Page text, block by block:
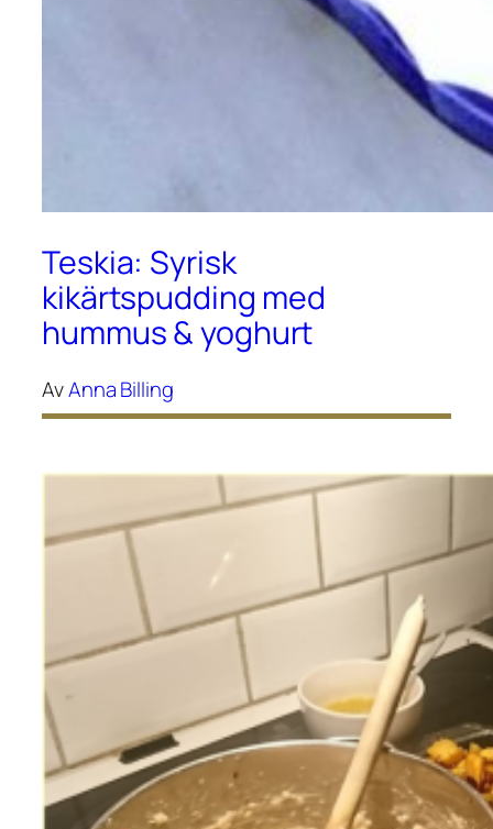
Teskia: Syrisk
kikärtspudding med
hummus & yoghurt
AvAnna Billing